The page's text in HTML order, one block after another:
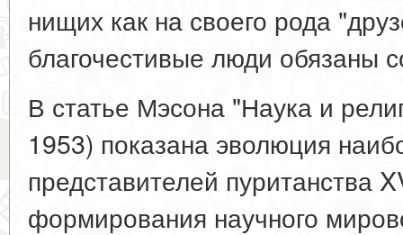
нищих как на своего рода
благочестивые люди обязаны
В статье Мэсона "Наука и
1953) показана эволюция
представителей пуританства
формирования научного